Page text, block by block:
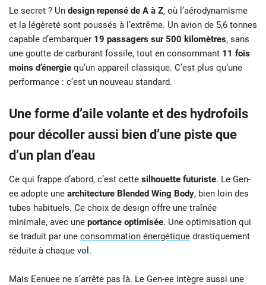
Le secret ? Un design repensé de A à Z, où l’aérodynamisme
et la légèreté sont poussés à l’extrême. Un avion de 5,6 tonnes
capable d’embarquer 19 passagers sur 500 kilomètres, sans
une goutte de carburant fossile, tout en consommant 11 fois
moins d’énergie qu’un appareil classique. C’est plus qu’une
performance : c’est un nouveau standard.
Une forme d’aile volante et des hydrofoils
pour décoller aussi bien d’une piste que
d’un plan d’eau
Ce qui frappe d’abord, c’est cette silhouette futuriste. Le Gen-
ee adopte une architecture Blended Wing Body, bien loin des
tubes habituels. Ce choix de design offre une traînée
minimale, avec une portance optimisée. Une optimisation qui
se traduit par une consommation énergétique drastiquement
réduite à chaque vol.
Mais Eenuee ne s’arrête pas là. Le Gen-ee intègre aussi une